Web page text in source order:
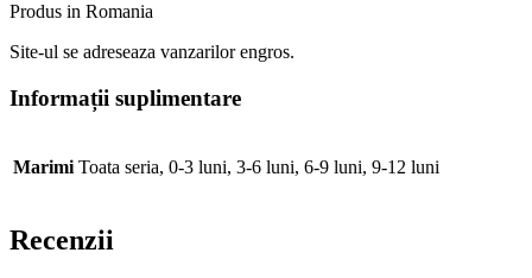
Produs in Romania
Site-ul se adreseaza vanzarilor engros.
Informații suplimentare
Marimi Toata seria, 0-3 luni, 3-6 luni, 6-9 luni, 9-12 luni
Recenzii